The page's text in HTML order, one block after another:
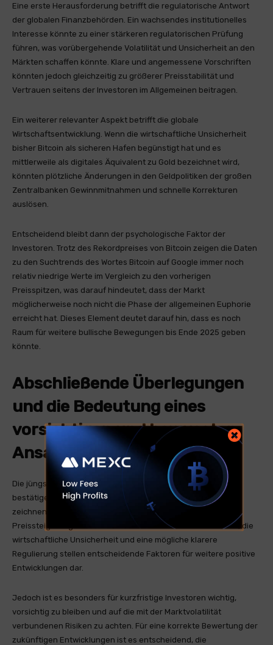
Eine erste Herausforderung betrifft die regulatorische Antwort
der globalen Finanzbehörden. Ein wachsendes institutionelles
Interesse könnte zu einer stärkeren regulatorischen Prüfung
führen, was vorübergehende Volatilität und Unsicherheit an den
Märkten schaffen könnte. Klare und angemessene Vorschriften
könnten jedoch gleichzeitig zu größerer Preisstabilität und
Vertrauen seitens der Investoren im Allgemeinen beitragen.
Ein weiterer relevanter Aspekt betrifft die globale
Wirtschaftsentwicklung. Wenn die wirtschaftliche Unsicherheit
bisher Bitcoin als sicheren Hafen begünstigt hat und es
mittlerweile als digitales Äquivalent zu Gold bezeichnet wird,
könnten plötzliche Änderungen in den Geldpolitiken der großen
Zentralbanken Gewinnmitnahmen und schnelle Korrekturen
auslösen.
Entscheidend bleibt dann der psychologische Faktor der
Investoren. Trotz des Rekordpreises von Bitcoin zeigen die Daten
zu den Suchtrends des Wortes Bitcoin auf Google immer noch
relativ niedrige Werte im Vergleich zu den vorherigen
Preisspitzen, was darauf hindeutet, dass der Markt
möglicherweise noch nicht die Phase der allgemeinen Euphorie
erreicht hat. Dieses Element deutet darauf hin, dass es noch
Raum für weitere bullische Bewegungen bis Ende 2025 geben
könnte.
Abschließende Überlegungen
und die Bedeutung eines
vorsichtigen und bewussten
Ansatzes
Die jüngsten Höchststände, die von Bitcoin erreicht wurden,
bestätigen seine zentrale Rolle in den Finanzmärkten und
zeichnen vielversprechende Perspektiven für weitere
Preissteigerungen. Das wachsende institutionelle Interesse, die
wirtschaftliche Unsicherheit und eine mögliche klarere
Regulierung stellen entscheidende Faktoren für weitere positive
Entwicklungen dar.
Jedoch ist es besonders für kurzfristige Investoren wichtig,
vorsichtig zu bleiben und auf die mit der Marktvolatilität
verbundenen Risiken zu achten. Für eine korrekte Bewertung der
zukünftigen Entwicklungen ist es entscheidend, die